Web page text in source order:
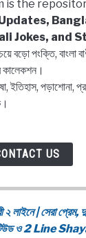
is the
Jokes, and
বড়ো পংক্তি, বাংলা
ইতিহাস, পড়াশোনা,
US
২ লাইনে | সেরা প্রেম,
ও 2 Line